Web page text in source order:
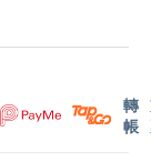
通過短訊通
報告：
完成後發送
轉
帳